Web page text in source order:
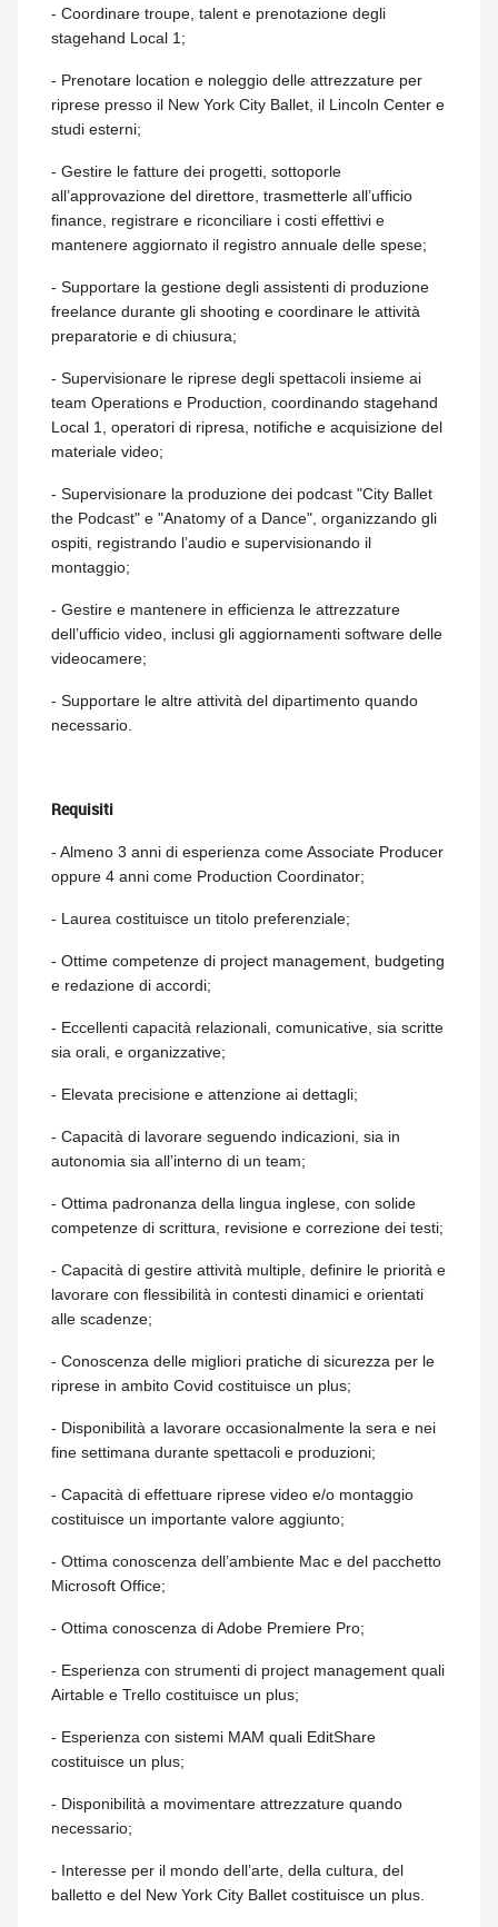
- Coordinare troupe, talent e prenotazione degli
stagehand Local 1;
- Prenotare location e noleggio delle attrezzature per
riprese presso il New York City Ballet, il Lincoln Center e
studi esterni;
- Gestire le fatture dei progetti, sottoporle
all’approvazione del direttore, trasmetterle all’ufficio
finance, registrare e riconciliare i costi effettivi e
mantenere aggiornato il registro annuale delle spese;
- Supportare la gestione degli assistenti di produzione
freelance durante gli shooting e coordinare le attività
preparatorie e di chiusura;
- Supervisionare le riprese degli spettacoli insieme ai
team Operations e Production, coordinando stagehand
Local 1, operatori di ripresa, notifiche e acquisizione del
materiale video;
- Supervisionare la produzione dei podcast "City Ballet
the Podcast" e "Anatomy of a Dance", organizzando gli
ospiti, registrando l’audio e supervisionando il
montaggio;
- Gestire e mantenere in efficienza le attrezzature
dell’ufficio video, inclusi gli aggiornamenti software delle
videocamere;
- Supportare le altre attività del dipartimento quando
necessario.
Requisiti
- Almeno 3 anni di esperienza come Associate Producer
oppure 4 anni come Production Coordinator;
- Laurea costituisce un titolo preferenziale;
- Ottime competenze di project management, budgeting
e redazione di accordi;
- Eccellenti capacità relazionali, comunicative, sia scritte
sia orali, e organizzative;
- Elevata precisione e attenzione ai dettagli;
- Capacità di lavorare seguendo indicazioni, sia in
autonomia sia all’interno di un team;
- Ottima padronanza della lingua inglese, con solide
competenze di scrittura, revisione e correzione dei testi;
- Capacità di gestire attività multiple, definire le priorità e
lavorare con flessibilità in contesti dinamici e orientati
alle scadenze;
- Conoscenza delle migliori pratiche di sicurezza per le
riprese in ambito Covid costituisce un plus;
- Disponibilità a lavorare occasionalmente la sera e nei
fine settimana durante spettacoli e produzioni;
- Capacità di effettuare riprese video e/o montaggio
costituisce un importante valore aggiunto;
- Ottima conoscenza dell’ambiente Mac e del pacchetto
Microsoft Office;
- Ottima conoscenza di Adobe Premiere Pro;
- Esperienza con strumenti di project management quali
Airtable e Trello costituisce un plus;
- Esperienza con sistemi MAM quali EditShare
costituisce un plus;
- Disponibilità a movimentare attrezzature quando
necessario;
- Interesse per il mondo dell’arte, della cultura, del
balletto e del New York City Ballet costituisce un plus.